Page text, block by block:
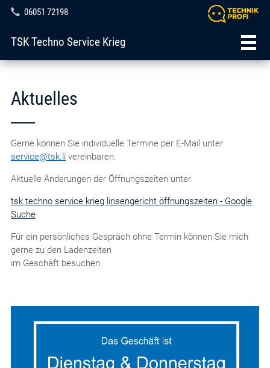
06051 72198
TSK Techno Service Krieg
Aktuelles
Gerne können Sie individuelle Termine per E-Mail unter
service@tsk.livereinbaren.
Aktuelle Änderungen der Öffnungszeiten unter
tsk techno service krieg linsengericht öffnungszeiten - Google
Suche
Für ein persönliches Gespräch ohne Termin können Sie mich
gerne zu den Ladenzeiten
im Geschäft besuchen.